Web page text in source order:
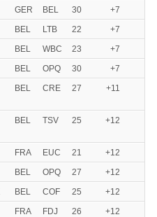
GER BEL 30
+7
BEL LTB 22
+7
BEL WBC 23
+7
BEL OPQ 30
+7
BEL CRE 27 +11
BEL TSV 25 +12
FRA EUC 21
+12
BEL OPQ 27
+12
BEL COF 25
+12
FRA FDJ 26
+12